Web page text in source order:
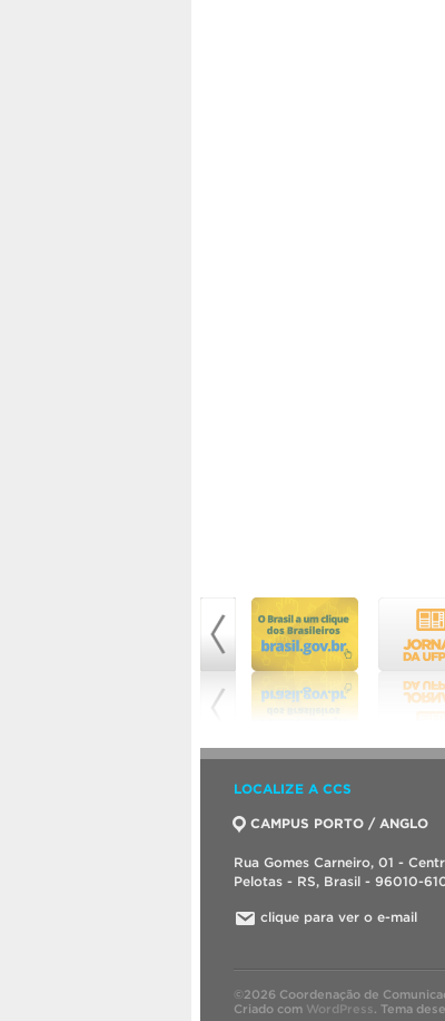
LOCALIZE A CCS
CAMPUS PORTO / ANGLO
Rua Gomes Carneiro, 01 -
Pelotas - RS, Brasil - 96010-
clique para ver o e-mail
©2026 Coordenação de
Criado com WordPress. Tema